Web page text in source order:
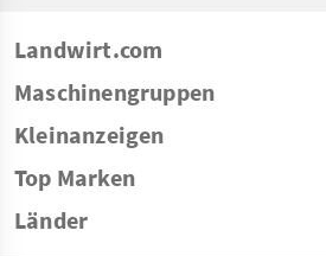
Landwirt.com
Maschinengruppen
Kleinanzeigen
Top Marken
Länder